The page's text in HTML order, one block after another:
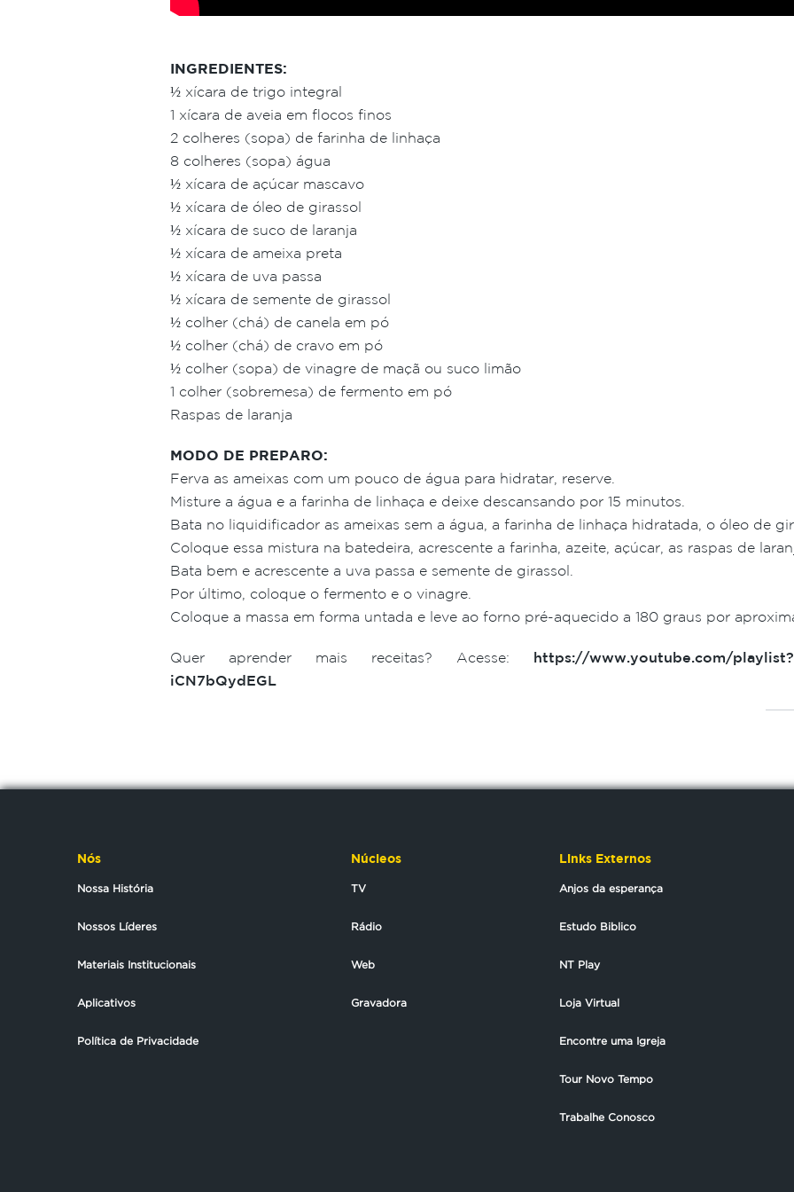
INGREDIENTES:
½ xícara de trigo integral
1 xícara de aveia em flocos finos
2 colheres (sopa) de farinha de linhaça
8 colheres (sopa) água
½ xícara de açúcar mascavo
½ xícara de óleo de girassol
½ xícara de suco de laranja
½ xícara de ameixa preta
½ xícara de uva passa
½ xícara de semente de girassol
½ colher (chá) de canela em pó
½ colher (chá) de cravo em pó
½ colher (sopa) de vinagre de maçã ou suco limão
1 colher (sobremesa) de fermento em pó
Raspas de laranja
MODO DE PREPARO:
Ferva as ameixas com um pouco de água para hidratar, reserve.
Misture a água e a farinha de linhaça e deixe descansando por 15 minutos.
Bata no liquidificador as ameixas sem a água, a farinha de linhaça hidratada, o óleo de
Coloque essa mistura na batedeira, acrescente a farinha, azeite, açúcar, as raspas de
Bata bem e acrescente a uva passa e semente de girassol.
Por último, coloque o fermento e o vinagre.
Coloque a massa em forma untada e leve ao forno pré-aquecido a 180 graus por
Quer aprender mais receitas? Acesse: https://www.youtube.com/
iCN7bQydEGL
Nós
Nossa História
Nossos Líderes
Materiais Institucionais
Aplicativos
Política de Privacidade
Núcleos
TV
Rádio
Web
Gravadora
Links Externos
Anjos da esperança
Estudo Biblico
NT Play
Loja Virtual
Encontre uma Igreja
Tour Novo Tempo
Trabalhe Conosco